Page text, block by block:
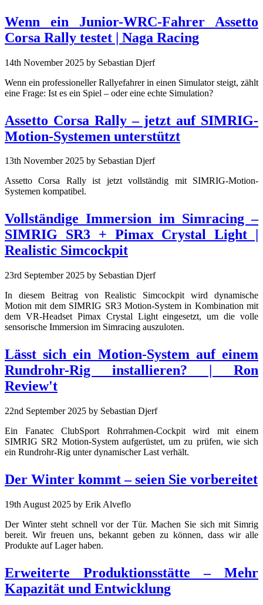
Wenn ein Junior-WRC-Fahrer Assetto
Corsa Rally testet | Naga Racing
14th November 2025 by Sebastian Djerf
Wenn ein professioneller Rallyefahrer in einen Simulator steigt, zählt
eine Frage: Ist es ein Spiel – oder eine echte Simulation?
Assetto Corsa Rally – jetzt auf SIMRIG-
Motion-Systemen unterstützt
13th November 2025 by Sebastian Djerf
Assetto Corsa Rally ist jetzt vollständig mit SIMRIG-Motion-
Systemen kompatibel.
Vollständige Immersion im Simracing –
SIMRIG SR3 + Pimax Crystal Light |
Realistic Simcockpit
23rd September 2025 by Sebastian Djerf
In diesem Beitrag von Realistic Simcockpit wird dynamische
Motion mit dem SIMRIG SR3 Motion-System in Kombination mit
dem VR-Headset Pimax Crystal Light eingesetzt, um die volle
sensorische Immersion im Simracing auszuloten.
Lässt sich ein Motion-System auf einem
Rundrohr-Rig installieren? | Ron
Review't
22nd September 2025 by Sebastian Djerf
Ein Fanatec ClubSport Rohrrahmen-Cockpit wird mit einem
SIMRIG SR2 Motion-System aufgerüstet, um zu prüfen, wie sich
ein Rundrohr-Rig unter dynamischer Last verhält.
Der Winter kommt – seien Sie vorbereitet
19th August 2025 by Erik Alveflo
Der Winter steht schnell vor der Tür. Machen Sie sich mit Simrig
bereit. Wir freuen uns, bekannt geben zu können, dass wir alle
Produkte auf Lager haben.
Erweiterte Produktionsstätte – Mehr
Kapazität und Entwicklung